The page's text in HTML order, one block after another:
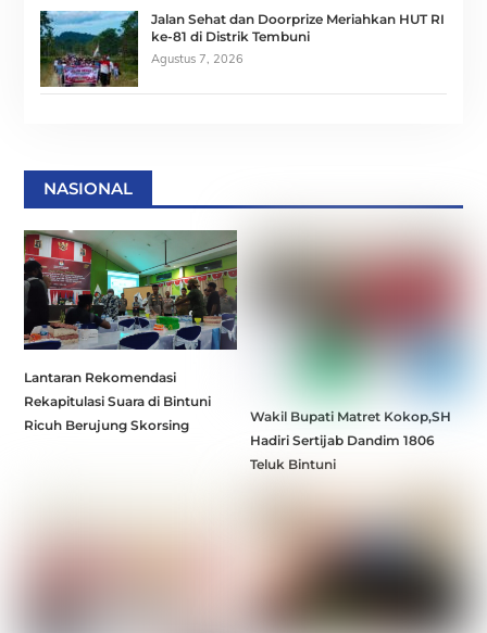
Jalan Sehat dan Doorprize Meriahkan HUT RI
ke-81 di Distrik Tembuni
Agustus 7, 2026
NASIONAL
Lantaran Rekomendasi
Rekapitulasi Suara di Bintuni
Ricuh Berujung Skorsing
Wakil Bupati Matret Kokop,SH
Hadiri Sertijab Dandim 1806
Teluk Bintuni